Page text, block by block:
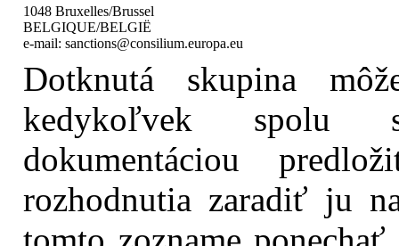
1048 Bruxelles/Brussel
BELGIQUE/BELGIË
e-mail: sanctions@consilium.europa.eu
Dotknutá skupina
kedykoľvek spolu
dokumentáciou
rozhodnutia zaradiť ju